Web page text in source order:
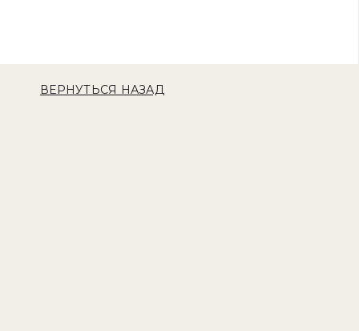
ВЕРНУТЬСЯ НАЗАД